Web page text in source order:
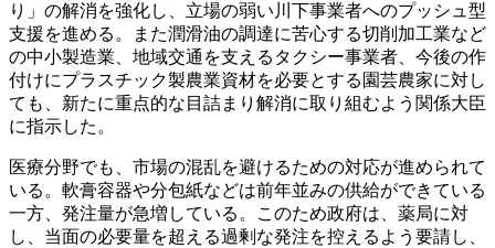
り」の解消を強化し、立場の弱い川下事業者へのプッシュ型
支援を進める。また潤滑油の調達に苦心する切削加工業など
の中小製造業、地域交通を支えるタクシー事業者、今後の作
付けにプラスチック製農業資材を必要とする園芸農家に対し
ても、新たに重点的な目詰まり解消に取り組むよう関係大臣
に指示した。
医療分野でも、市場の混乱を避けるための対応が進められて
いる。軟膏容器や分包紙などは前年並みの供給ができている
一方、発注量が急増している。このため政府は、薬局に対
し、当面の必要量を超える過剰な発注を控えるよう要請し、